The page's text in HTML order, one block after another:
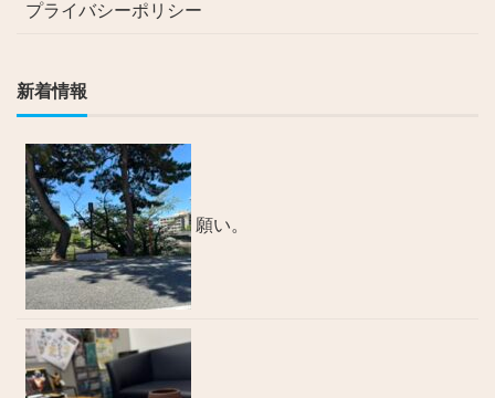
プライバシーポリシー
新着情報
願い。